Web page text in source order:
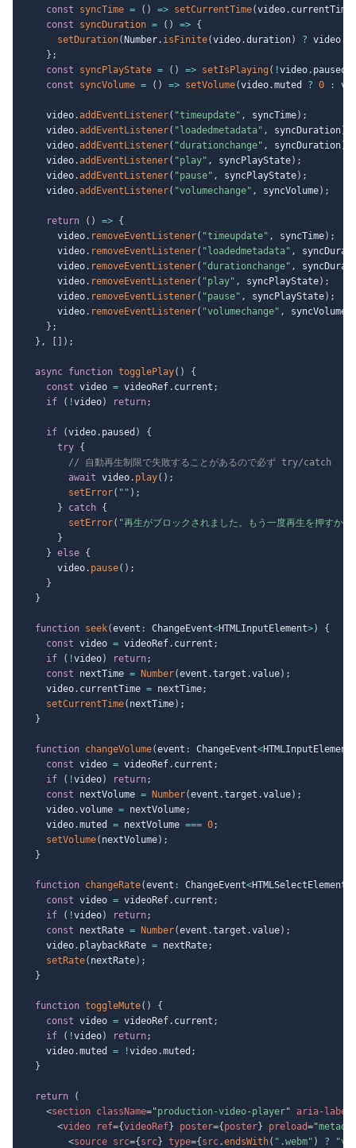
const syncTime = ( ) => setCurrentTime(video. currentTime
const
syncDuration = ( ) => {
setDuration( Number. isFinite(video.duration) ? video.
} ;
const
syncPlayState = ( ) => setIsPlaying ( !video. paused
const
syncVolume = ( ) => setVolume(video.muted ? 0 :
    video
.addEventListener( "timeupdate" , syncTime) ;
    video
.addEventListener( "loadedmetadata" , syncDuration)
    video
.addEventListener( "durationchange" , syncDuration)
    video
.addEventListener( "play" , syncPlayState) ;
    video
.addEventListener( "pause" , syncPlayState) ;
    video
.addEventListener( "volumechange" , syncVolume) ;
return ( ) => {
      video
. removeEventListener( "timeupdate" , syncTime) ;
      video
. removeEventListener( "loadedmetadata" ,
      video
. removeEventListener( "durationchange" ,
      video
. removeEventListener( "play" , syncPlayState) ;
      video
. removeEventListener( "pause" , syncPlayState) ;
      video
. removeEventListener( "volumechange" , syncVolume
} ;
} , ) ;
async function togglePlay( )
{
const video = videoRef. current ;
if
( !video) return;
if (video. paused )
{
try {
// 自動再生制限で失敗することがあるので必ず try/catch
await video. play( ) ;
setError( "" ) ;
}
catch {
setError( "再生がブロックされました。もう一度再生を押すか
}
} else {
      video
. pause( ) ;
}
}
function seek(event : ChangeEvent<HTMLInputElement>)
{
const video = videoRef. current ;
if
( !video) return;
const nextTime = Number(event .target .value) ;
    video
. currentTime = nextTime;
setCurrentTime( nextTime) ;
}
function changeVolume(event : ChangeEvent<HTMLInputElement
const video = videoRef. current ;
if
( !video) return;
const nextVolume = Number(event .target .value) ;
    video
.volume = nextVolume;
    video
.muted = nextVolume === 0;
setVolume( nextVolume) ;
}
function changeRate(event : ChangeEvent<HTMLSelectElement
const video = videoRef. current ;
if
( !video) return;
const nextRate = Number(event .target .value) ;
    video
. playbackRate = nextRate;
setRate( nextRate) ;
}
function toggleMute( )
{
const video = videoRef. current ;
if
( !video) return;
    video
.muted = !video.muted ;
}
return
(
<section className="production-video-player" aria-label
<video ref={videoRef} poster={ poster} preload="
<source src={ src} type={ src.endsWith( ".webm" ) ?